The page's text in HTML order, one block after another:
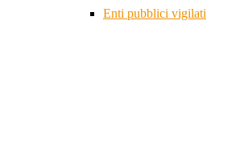
Enti pubblici vigilati